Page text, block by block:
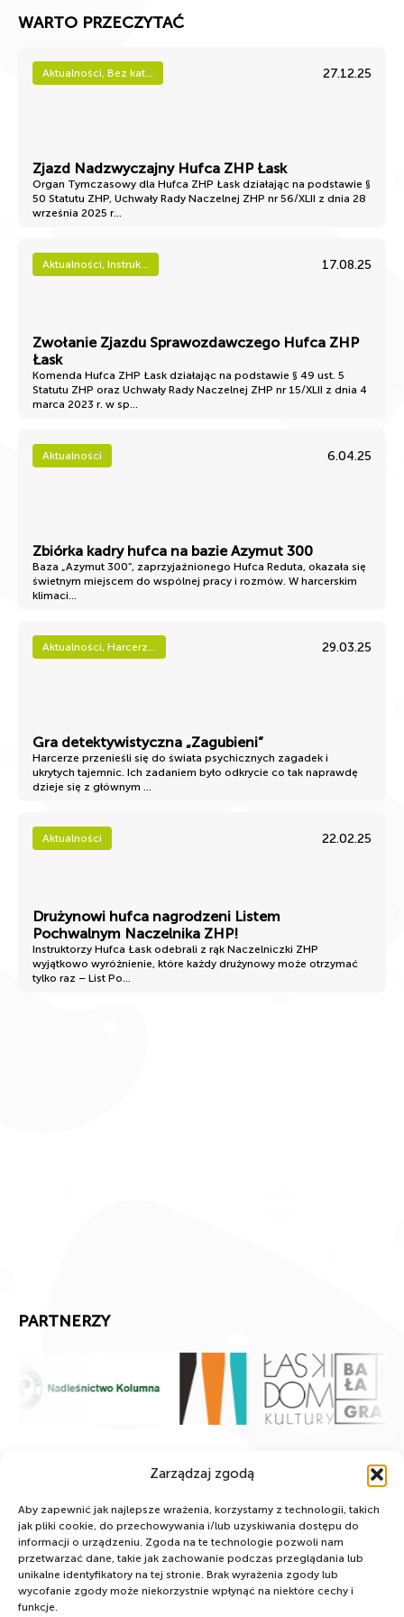
Zarządzaj zgodą
Aby zapewnić jak najlepsze wrażenia, korzystamy z technologii, takich
jak pliki cookie, do przechowywania i/lub uzyskiwania dostępu do
informacji o urządzeniu. Zgoda na te technologie pozwoli nam
przetwarzać dane, takie jak zachowanie podczas przeglądania lub
unikalne identyfikatory na tej stronie. Brak wyrażenia zgody lub
wycofanie zgody może niekorzystnie wpłynąć na niektóre cechy i
funkcje.
WARTO PRZECZYTAĆ
Aktualności, Bez kat... 27.12.25
Zjazd Nadzwyczajny Hufca ZHP Łask
Organ Tymczasowy dla Hufca ZHP Łask działając na podstawie §
50 Statutu ZHP, Uchwały Rady Naczelnej ZHP nr 56/XLII z dnia 28
września 2025 r...
Aktualności, Instruk... 17.08.25
Zwołanie Zjazdu Sprawozdawczego Hufca ZHP
Łask
Komenda Hufca ZHP Łask działając na podstawie § 49 ust. 5
Statutu ZHP oraz Uchwały Rady Naczelnej ZHP nr 15/XLII z dnia 4
marca 2023 r. w sp...
Aktualności 6.04.25
Zbiórka kadry hufca na bazie Azymut 300
Baza „Azymut 300”, zaprzyjaźnionego Hufca Reduta, okazała się
świetnym miejscem do wspólnej pracy i rozmów. W harcerskim
klimaci...
Aktualności, Harcerz... 29.03.25
Gra detektywistyczna „Zagubieni”
Harcerze przenieśli się do świata psychicznych zagadek i
ukrytych tajemnic. Ich zadaniem było odkrycie co tak naprawdę
dzieje się z głównym ...
Aktualności 22.02.25
Drużynowi hufca nagrodzeni Listem
Pochwalnym Naczelnika ZHP!
Instruktorzy Hufca Łask odebrali z rąk Naczelniczki ZHP
wyjątkowo wyróżnienie, które każdy drużynowy może otrzymać
tylko raz – List Po...
PARTNERZY